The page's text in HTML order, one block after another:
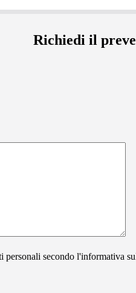
Richiedi il
personali secondo l'informativa